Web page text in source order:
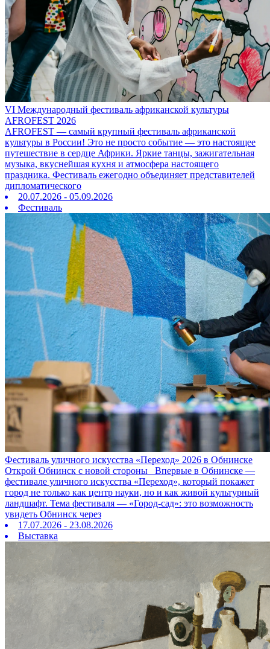
VI Международный фестиваль африканской культуры
AFROFEST 2026
AFROFEST — самый крупный фестиваль африканской
культуры в России! Это не просто событие — это настоящее
путешествие в сердце Африки. Яркие танцы, зажигательная
музыка, вкуснейшая кухня и атмосфера настоящего
праздника. Фестиваль ежегодно объединяет представителей
дипломатического
20.07.2026 - 05.09.2026
Фестиваль
Фестиваль уличного искусства «Переход» 2026 в Обнинске
Открой Обнинск с новой стороны Впервые в Обнинске —
фестивале уличного искусства «Переход», который покажет
город не только как центр науки, но и как живой культурный
ландшафт. Тема фестиваля — «Город‑сад»: это возможность
увидеть Обнинск через
17.07.2026 - 23.08.2026
Выставка